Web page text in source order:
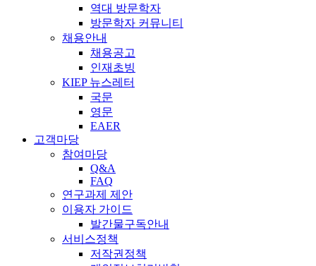
역대 방문학자
방문학자 커뮤니티
채용안내
채용공고
인재초빙
KIEP 뉴스레터
국문
영문
EAER
고객마당
참여마당
Q&A
FAQ
연구과제 제안
이용자 가이드
발간물구독안내
서비스정책
저작권정책